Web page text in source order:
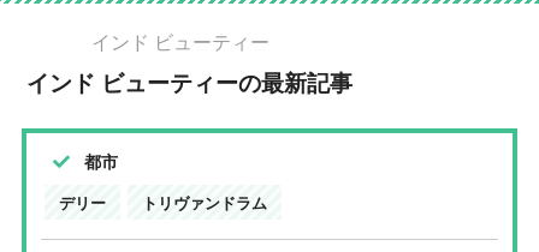
インド ビューティー
インド ビューティーの最新記事
都市
デリー トリヴァンドラム